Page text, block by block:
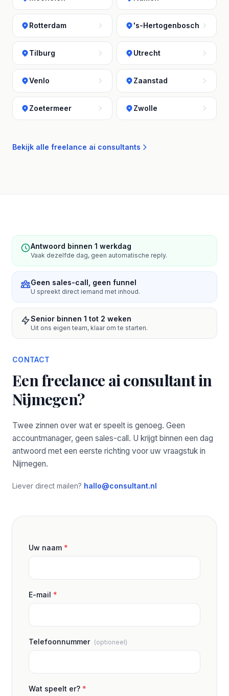
Rotterdam 's-Hertogenbosch
Tilburg Utrecht
Venlo Zaanstad
Zoetermeer Zwolle
Bekijk alle freelance ai consultants
Antwoord binnen 1 werkdag
Vaak dezelfde dag, geen automatische reply.
Geen sales-call, geen funnel
U spreekt direct iemand met inhoud.
Senior binnen 1 tot 2 weken
Uit ons eigen team, klaar om te starten.
CONTACT
Een freelance ai consultant in
Nijmegen?
Twee zinnen over wat er speelt is genoeg. Geen
accountmanager, geen sales-call. U krijgt binnen een dag
antwoord met een eerste richting voor uw vraagstuk in
Nijmegen.
Liever direct mailen? hallo@consultant.nl
Uw naam *
E-mail *
Telefoonnummer (optioneel)
Wat speelt er? *